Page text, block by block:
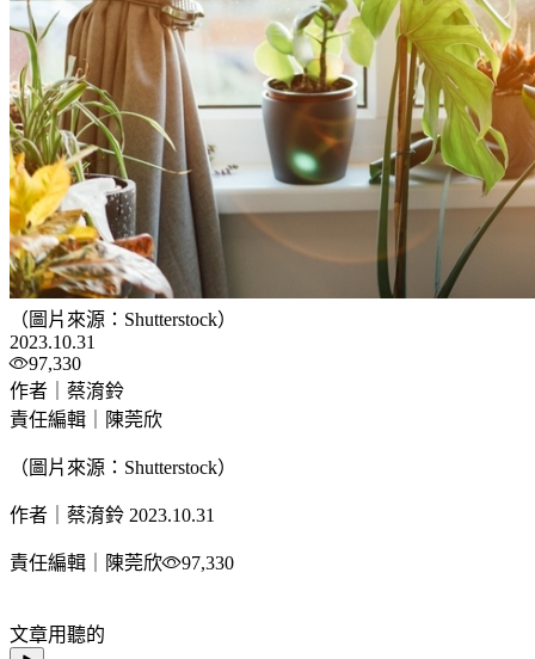
（圖片來源：Shutterstock）
2023.10.31
97,330
作者｜蔡淯鈴
責任編輯｜陳莞欣
（圖片來源：Shutterstock）
作者｜蔡淯鈴 2023.10.31
責任編輯｜陳莞欣 97,330
文章用聽的